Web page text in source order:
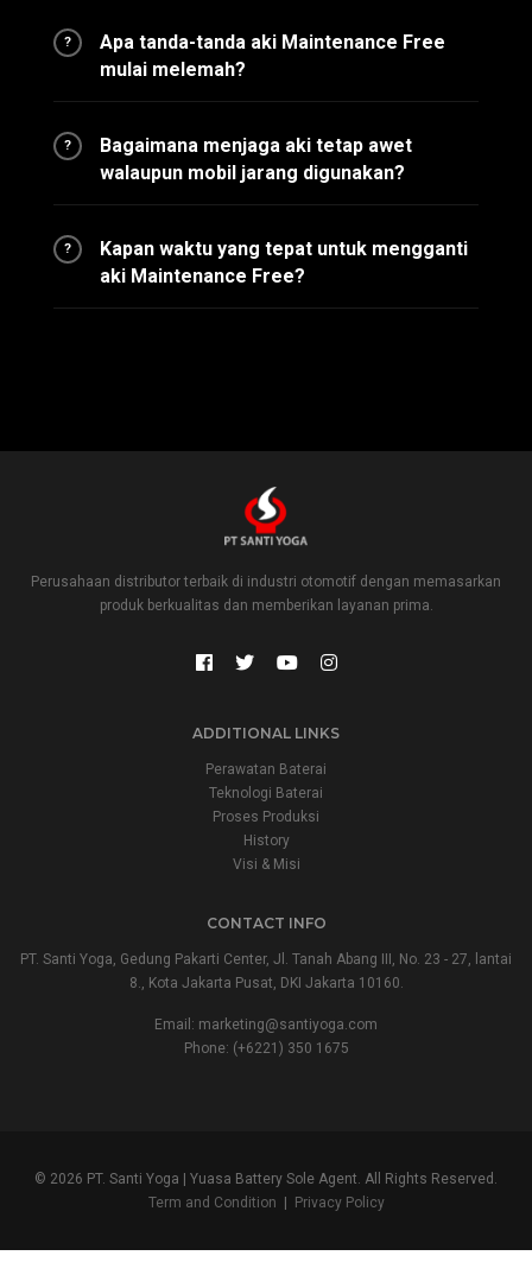
?
Apa tanda-tanda aki Maintenance Free
mulai melemah?
?
Bagaimana menjaga aki tetap awet
walaupun mobil jarang digunakan?
?
Kapan waktu yang tepat untuk mengganti
aki Maintenance Free?
Perusahaan distributor terbaik di industri otomotif dengan memasarkan
produk berkualitas dan memberikan layanan prima.
ADDITIONAL LINKS
Perawatan Baterai
Teknologi Baterai
Proses Produksi
History
Visi & Misi
CONTACT INFO
PT. Santi Yoga, Gedung Pakarti Center, Jl. Tanah Abang III, No. 23 - 27, lantai
8., Kota Jakarta Pusat, DKI Jakarta 10160.
Email: marketing@santiyoga.com
Phone: (+6221) 350 1675
© 2026 PT. Santi Yoga | Yuasa Battery Sole Agent. All Rights Reserved.
Term and Condition
Privacy Policy